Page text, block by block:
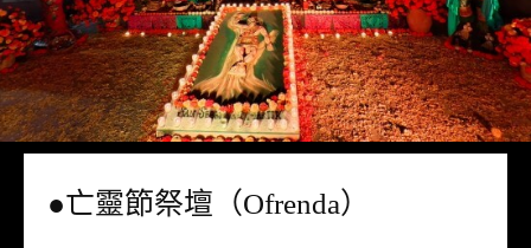
●亡靈節祭壇（Ofrenda）